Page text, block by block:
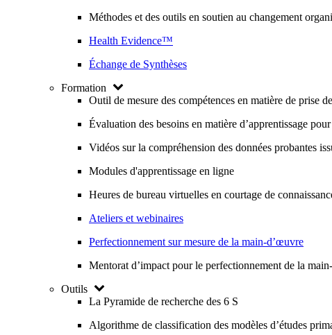
Méthodes et des outils en soutien au changement
Health Evidence™
Échange de Synthèses
Formation
Outil de mesure des compétences en matière de prise
Évaluation des besoins en matière d’apprentissage
Vidéos sur la compréhension des données probantes
Modules d'apprentissage en ligne
Heures de bureau virtuelles en courtage de
Ateliers et webinaires
Perfectionnement sur mesure de la main-d’œuvre
Mentorat d’impact pour le perfectionnement de la
Outils
La Pyramide de recherche des 6 S
Algorithme de classification des modèles d’études